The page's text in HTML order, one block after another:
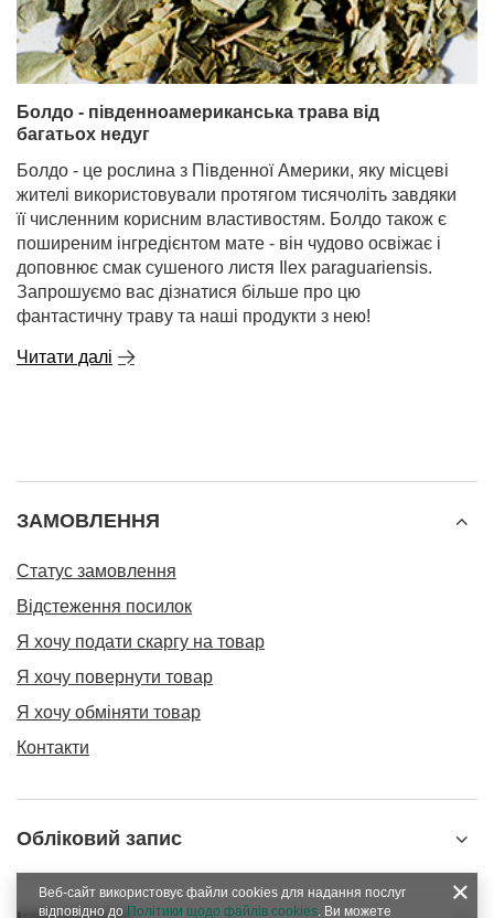
Болдо - південноамериканська трава від
багатьох недуг
Болдо - це рослина з Південної Америки, яку місцеві
жителі використовували протягом тисячоліть завдяки
її численним корисним властивостям. Болдо також є
поширеним інгредієнтом мате - він чудово освіжає і
доповнює смак сушеного листя Ilex paraguariensis.
Запрошуємо вас дізнатися більше про цю
фантастичну траву та наші продукти з нею!
Читати далі
ЗАМОВЛЕННЯ
Статус замовлення
Відстеження посилок
Я хочу подати скаргу на товар
Я хочу повернути товар
Я хочу обміняти товар
Контакти
Обліковий запис
Веб-сайт використовує файли cookies для надання послуг
відповідно до Політики щодо файлів cookies. Ви можете